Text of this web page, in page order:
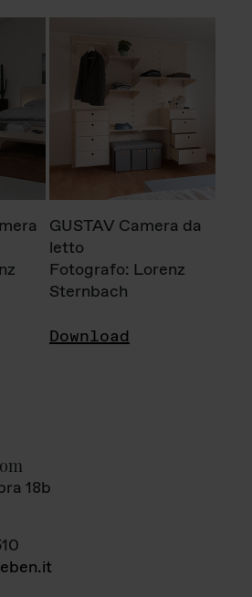
GUSTAV Camera da
letto
Fotografo: Lorenz
Sternbach
Download
18b